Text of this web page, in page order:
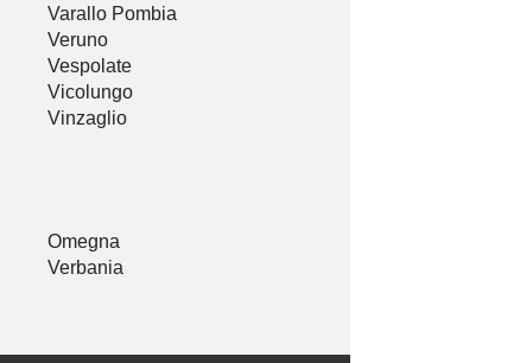
Varallo Pombia
Veruno
Vespolate
Vicolungo
Vinzaglio
Omegna
Verbania